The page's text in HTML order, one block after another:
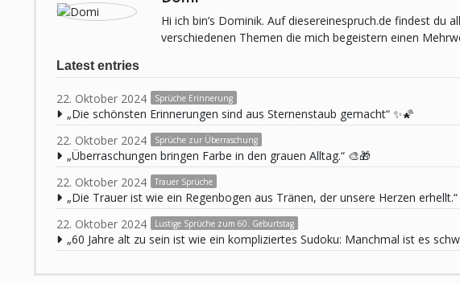
Hi ich bin’s Dominik. Auf diesereinespruch.de findest
verschiedenen Themen die mich begeistern einen
Latest entries
22. Oktober 2024 Sprüche Erinnerung
„Die schönsten Erinnerungen sind aus Sternenstaub gemacht“ ✨🌠
22. Oktober 2024
Sprüche zur Überraschung
„Überraschungen bringen Farbe in den grauen Alltag.“ 🎨🎁
22. Oktober 2024
Trauer Sprüche
„Die Trauer ist wie ein Regenbogen aus Tränen, der unsere Herzen
22. Oktober 2024
Lustige Sprüche zum 60. Geburtstag
„60 Jahre alt zu sein ist wie ein kompliziertes Sudoku: Manchmal ist es